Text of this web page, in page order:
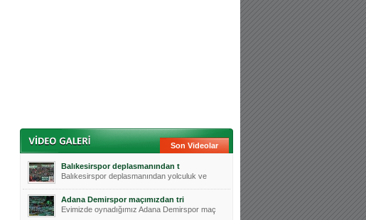
Son Videolar
Balıkesirspor deplasmanından t
Balıkesirspor deplasmanından yolculuk ve
Adana Demirspor maçımızdan tri
Evimizde oynadığımız Adana Demirspor maç